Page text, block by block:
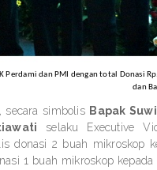
Perdami dan PMI dengan total Donasi
dan
secara simbolis Bapak
selaku Executive
donasi 2 buah mikroskop
1 buah mikroskop kepada